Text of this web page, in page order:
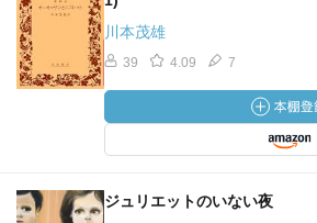
川本茂雄
39 4.09 7
ジュリエットのいない夜